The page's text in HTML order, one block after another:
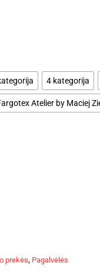
4 kategorija
Atelier by Maciej
prekės, Pagalvėlės